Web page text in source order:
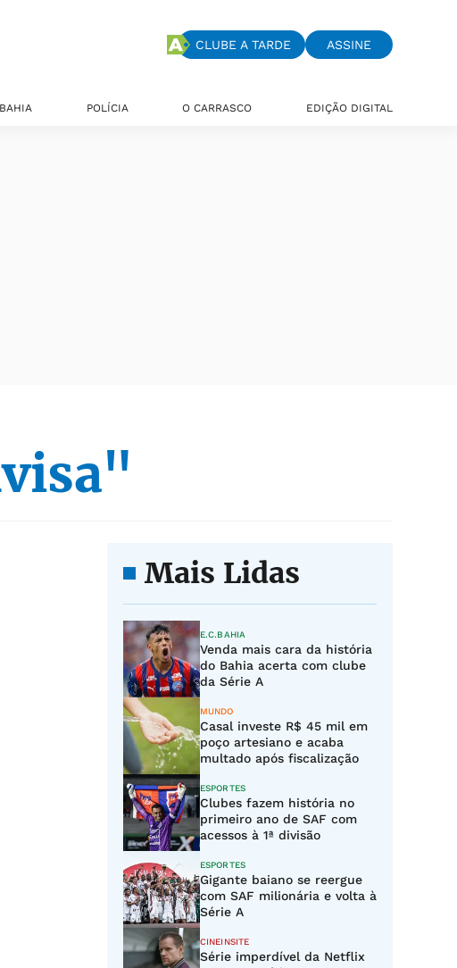
CLUBE A TARDE ASSINE
BAHIA POLÍCIA O CARRASCO EDIÇÃO DIGITAL
Mais Lidas
E.C.BAHIA
Venda mais cara da história
do Bahia acerta com clube
da Série A
MUNDO
Casal investe R$ 45 mil em
poço artesiano e acaba
multado após fiscalização
ESPORTES
Clubes fazem história no
primeiro ano de SAF com
acessos à 1ª divisão
ESPORTES
Gigante baiano se reergue
com SAF milionária e volta à
Série A
CINEINSITE
Série imperdível da Netflix